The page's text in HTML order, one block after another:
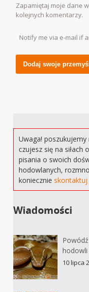
Zapamiętaj moje dane
kolejnych komentarzy.
Notify me via e-mail if
Uwaga! poszukujemy
czujesz się na siłach
pisania o swoich
hodowlanych,
koniecznieskontaktuj
Wiadomości
hodowli
10 lipca